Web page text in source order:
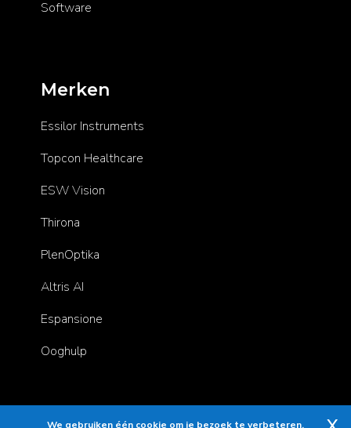
Software
Merken
Essilor Instruments
Topcon Healthcare
ESW Vision
Thirona
PlenOptika
Altris AI
Espansione
Ooghulp
We gebruiken één cookie om je bezoek te verbeteren.